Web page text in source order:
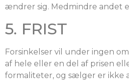
ændrer sig. Medmindre andet
5. FRIST
Forsinkelser vil under ingen
af hele eller en del af prisen
formaliteter, og sælger er ikke